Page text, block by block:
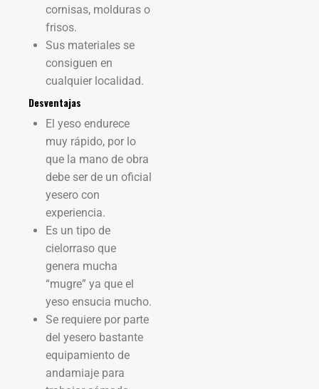
cornisas, molduras o
frisos.
Sus materiales se
consiguen en
cualquier localidad.
Desventajas
El yeso endurece
muy rápido, por lo
que la mano de obra
debe ser de un oficial
yesero con
experiencia.
Es un tipo de
cielorraso que
genera mucha
“mugre” ya que el
yeso ensucia mucho.
Se requiere por parte
del yesero bastante
equipamiento de
andamiaje para